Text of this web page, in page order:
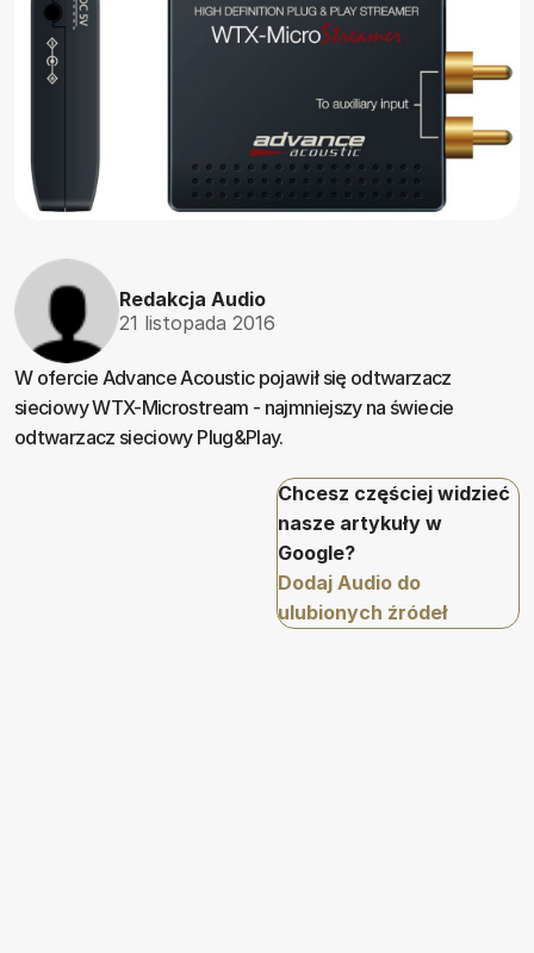
Redakcja Audio
21 listopada 2016
W ofercie Advance Acoustic pojawił się odtwarzacz
sieciowy WTX-Microstream - najmniejszy na świecie
odtwarzacz sieciowy Plug&Play.
Chcesz częściej widzieć
nasze artykuły w
Google?
Dodaj Audio do
ulubionych źródeł